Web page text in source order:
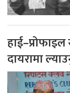
दायरामा